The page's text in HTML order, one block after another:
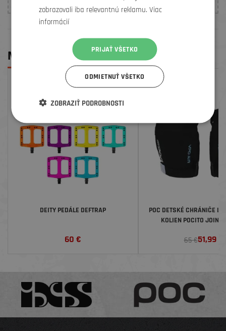
MOHLO BY SA VÁM PÁČIŤ
DEITY PEDÁLE DEFTRAP
60 €
ZĽAVA
POC DETSKÉ CHRÁNIČE
KOLIEN POCITO JOINT
65 €51,99€
zobrazovali iba relevantnú reklamu. Viac
informácií
PRIJAŤ VŠETKO
ODMIETNUŤ VŠETKO
ZOBRAZIŤ PODROBNOSTI